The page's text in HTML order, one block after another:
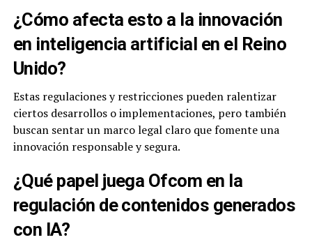
¿Cómo afecta esto a la innovación
en inteligencia artificial en el Reino
Unido?
Estas regulaciones y restricciones pueden ralentizar
ciertos desarrollos o implementaciones, pero también
buscan sentar un marco legal claro que fomente una
innovación responsable y segura.
¿Qué papel juega Ofcom en la
regulación de contenidos generados
con IA?